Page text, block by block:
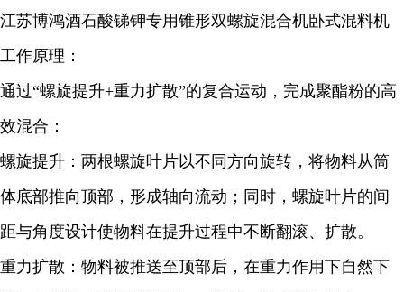
江苏博鸿酒石酸锑钾专用锥形双螺旋混合机卧式混料机
工作原理 ：
通过“螺旋提升+重力扩散”的复合运动，完成聚酯粉的高
效混合：
螺旋提升：两根螺旋叶片以不同方向旋转，将物料从筒
体底部推向顶部，形成轴向流动；同时，螺旋叶片的间
距与角度设计使物料在提升过程中不断翻滚、扩散。
重力扩散：物料被推送至顶部后，在重力作用下自然下